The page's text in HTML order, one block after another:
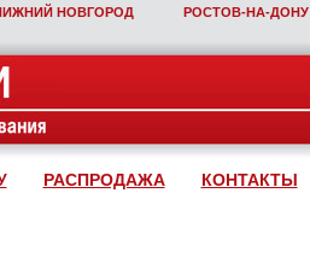
НОВГОРОД
РОСТОВ‑НА‑ДОНУ
РАСПРОДАЖА КОНТАКТЫ